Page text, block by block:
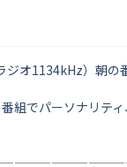
ラジオ1134kHz）朝
組でパーソナリテ